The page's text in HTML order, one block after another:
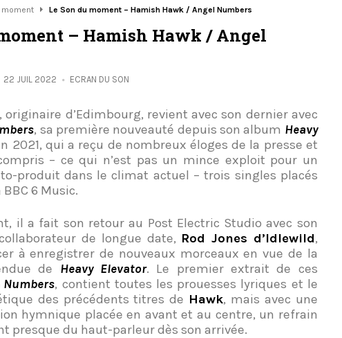
moment Le Son du moment – Hamish Hawk / Angel Numbers
– Hamish Hawk / Angel
22 JUIL 2022 ECRAN DU SON
, originaire d’Edimbourg, revient avec son dernier avec
, sa première nouveauté depuis son album Heavy
2021, qui a reçu de nombreux éloges de la presse et
– ce qui n’est pas un mince exploit pour un
produit dans le climat actuel – trois singles placés
6 Music.
il a fait son retour au Post Electric Studio avec son
de longue date, Rod Jones d’Idlewild,
à enregistrer de nouveaux morceaux en vue de la
de Heavy Elevator. Le premier extrait de ces
Numbers, contient toutes les prouesses lyriques et le
des précédents titres de Hawk, mais avec une
hymnique placée en avant et au centre, un refrain
presque du haut-parleur dès son arrivée.